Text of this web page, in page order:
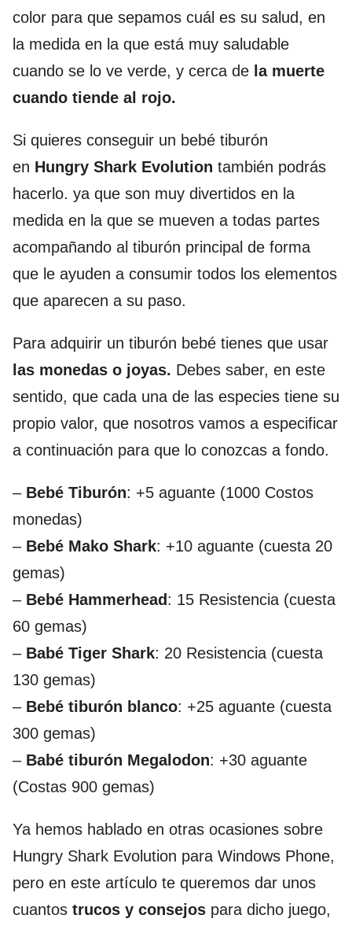
color para que sepamos cuál es su salud, en
la medida en la que está muy saludable
cuando se lo ve verde, y cerca de la muerte
cuando tiende al rojo.
Si quieres conseguir un bebé tiburón
en Hungry Shark Evolution también podrás
hacerlo. ya que son muy divertidos en la
medida en la que se mueven a todas partes
acompañando al tiburón principal de forma
que le ayuden a consumir todos los elementos
que aparecen a su paso.
Para adquirir un tiburón bebé tienes que usar
las monedas o joyas. Debes saber, en este
sentido, que cada una de las especies tiene su
propio valor, que nosotros vamos a especificar
a continuación para que lo conozcas a fondo.
– Bebé Tiburón: +5 aguante (1000 Costos
monedas)
– Bebé Mako Shark: +10 aguante (cuesta 20
gemas)
– Bebé Hammerhead: 15 Resistencia (cuesta
60 gemas)
– Babé Tiger Shark: 20 Resistencia (cuesta
130 gemas)
– Bebé tiburón blanco: +25 aguante (cuesta
300 gemas)
– Babé tiburón Megalodon: +30 aguante
(Costas 900 gemas)
Ya hemos hablado en otras ocasiones sobre
Hungry Shark Evolution para Windows Phone,
pero en este artículo te queremos dar unos
cuantos trucos y consejos para dicho juego,